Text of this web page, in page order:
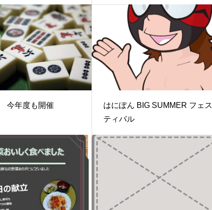
今年度も開催
はにぽん BIG SUMMER フェス
ティバル